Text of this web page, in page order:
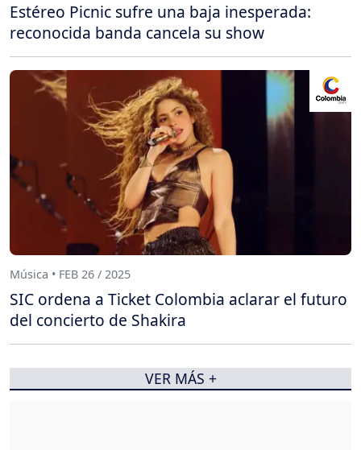
Estéreo Picnic sufre una baja inesperada:
reconocida banda cancela su show
Música • FEB 26 / 2025
SIC ordena a Ticket Colombia aclarar el futuro
del concierto de Shakira
VER MÁS +